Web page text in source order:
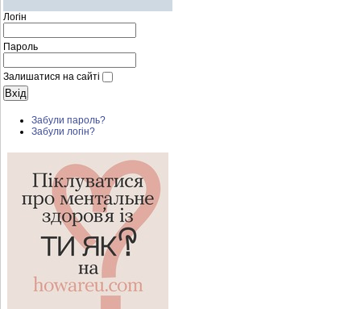
Логін
Пароль
Залишатися на сайті
Забули пароль?
Забули логін?